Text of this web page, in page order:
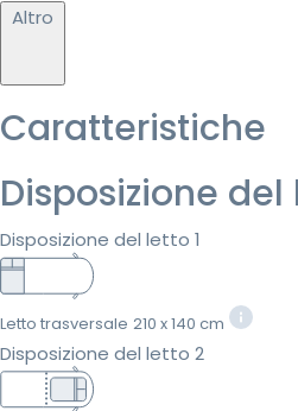
Altro
Caratteristiche
Disposizione
Disposizione del letto 1
Letto trasversale 210 x 140 cm
Disposizione del letto 2